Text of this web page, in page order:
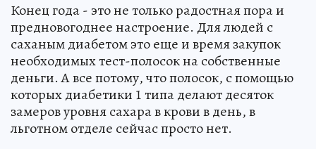
Конец года - это не только радостная пора и
предновогоднее настроение. Для людей с
саханым диабетом это еще и время закупок
необходимых тест-полосок на собственные
деньги. А все потому, что полосок, с помощью
которых диабетики 1 типа делают десяток
замеров уровня сахара в крови в день, в
льготном отделе сейчас просто нет.